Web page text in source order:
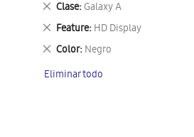
Clase Galaxy A
Eliminar
este
artículo
Feature HD Display
Eliminar
este
artículo
Color Negro
Eliminar
artículo
Eliminar todo